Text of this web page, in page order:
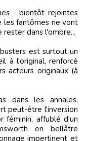
- bientôt rejointes
les fantômes ne vont
dans l'ombre...
est surtout un
à l'original, renforcé
acteurs originaux (à
dans les annales,
peut-être l'inversion
féminin, affublé d'un
en bellâtre
impertinent et